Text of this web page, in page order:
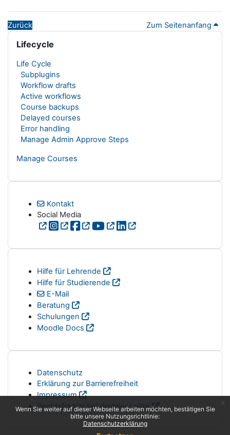
Wenn Sie weiter auf dieser Webseite arbeiten möchten, bestätigen Sie
bitte unsere Nutzungsrichtlinie:
Datenschutzerklärung
Zurück Zum Seitenanfang
Blöcke
Lifecycle überspringen
Lifecycle
Life Cycle
Subplugins
Workflow drafts
Active workflows
Course backups
Delayed courses
Error handling
Manage Admin Approve Steps
Manage Courses
Kontakt
Social Media
Hilfe für Lehrende
Hilfe für Studierende
E-Mail
Beratung
Schulungen
Moodle Docs
Datenschutz
Erklärung zur Barrierefreiheit
Impressum
Rechtsfragen bei digitaler Lehre